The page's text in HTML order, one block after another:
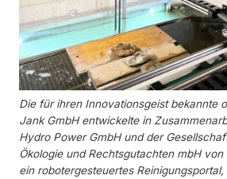
Die für ihren Innovationsgeist bekannte
Jank GmbH entwickelte in
Hydro Power GmbH und der
Ökologie und Rechtsgutachten mbH
ein robotergesteuertes